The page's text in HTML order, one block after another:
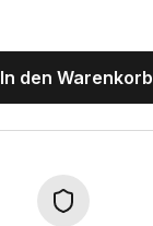
In den Warenkorb